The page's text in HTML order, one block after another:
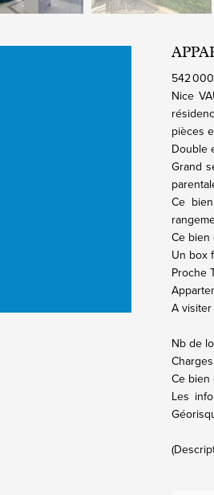
542
Nice
pièces
Double
Grand
Ce
Ce bien
Un box
Proche
A
Nb de
Ce bien
Les